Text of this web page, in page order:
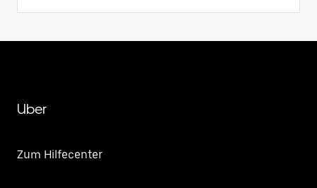
Uber
Zum Hilfecenter